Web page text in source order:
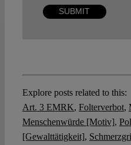
Explore posts related to this:
Art. 3 EMRK, Folterverbot,
Menschenwürde [Motiv],
[Gewalttätigkeit],